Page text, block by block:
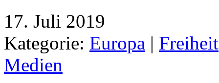
17. Juli 2019
Kategorie: Europa | Freiheit
Medien